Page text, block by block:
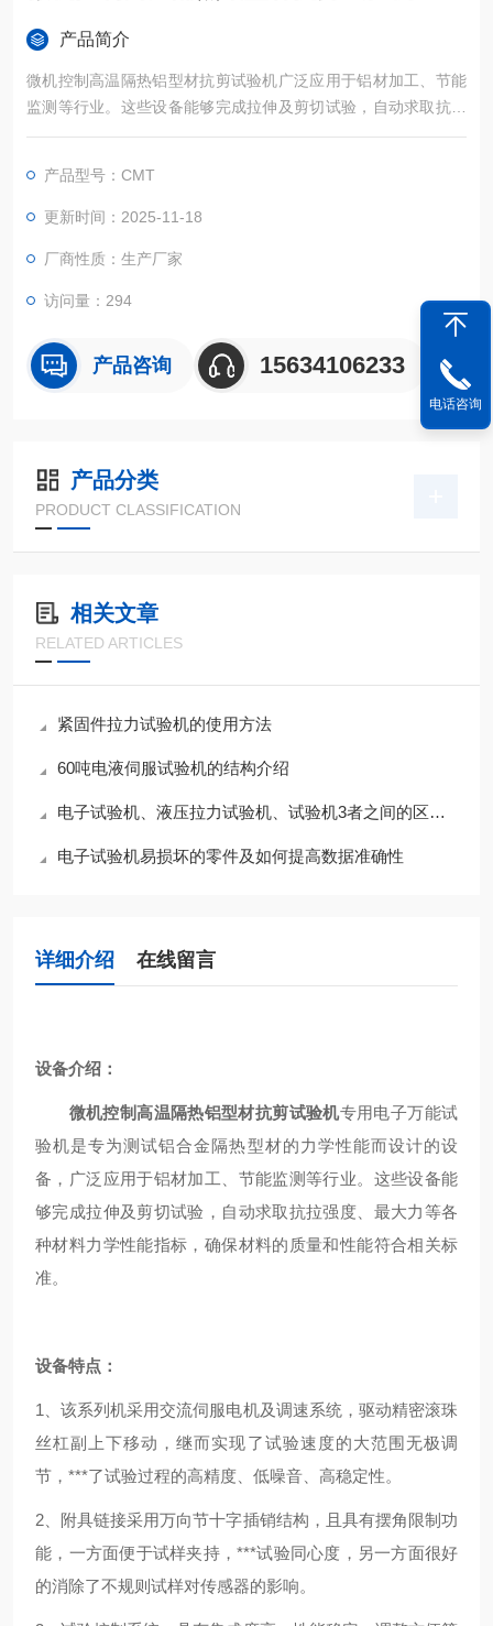
产品简介
微机控制高温隔热铝型材抗剪试验机广泛应用于铝材加工、节能
监测等行业。这些设备能够完成拉伸及剪切试验，自动求取抗拉
强度、最大力等各种材料力学性能指标，确保材料的质量和性能
产品型号：CMT
更新时间：2025-11-18
厂商性质：生产厂家
访问量：294
产品咨询 15634106233
产品分类
PRODUCT CLASSIFICATION
相关文章
RELATED ARTICLES
紧固件拉力试验机的使用方法
60吨电液伺服试验机的结构介绍
电子试验机、液压拉力试验机、试验机3者之间的区别是什么
电子试验机易损坏的零件及如何提高数据准确性
详细介绍 在线留言
设备介绍：
微机控制高温隔热铝型材抗剪试验机专用电子万能试
验机是专为测试铝合金隔热型材的力学性能而设计的设
备，广泛应用于铝材加工、节能监测等行业。这些设备能
够完成拉伸及剪切试验，自动求取抗拉强度、最大力等各
种材料力学性能指标，确保材料的质量和性能符合相关标
准。
设备特点：
1、该系列机采用交流伺服电机及调速系统，驱动精密滚珠
丝杠副上下移动，继而实现了试验速度的大范围无极调
节，***了试验过程的高精度、低噪音、高稳定性。
2、附具链接采用万向节十字插销结构，且具有摆角限制功
能，一方面便于试样夹持，***试验同心度，另一方面很好
的消除了不规则试样对传感器的影响。
电话咨询